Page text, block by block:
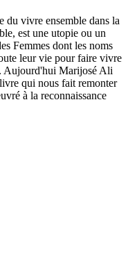
du vivre ensemble dans la
est une utopie ou un
Femmes dont les noms
leur vie pour faire vivre
Aujourd'hui Marijosé Ali
qui nous fait remonter
à la reconnaissance